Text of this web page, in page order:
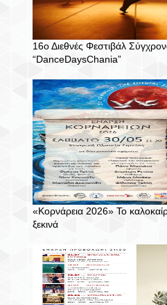
16ο Διεθνές Φεστιβάλ
“DanceDaysChania”
«Κορνάρεια 2026» Το
ξεκινά